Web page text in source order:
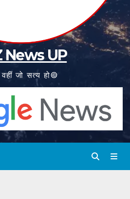
News UP
जो सत्य हो©